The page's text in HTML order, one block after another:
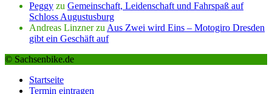
Peggy zu Gemeinschaft, Leidenschaft und Fahrspaß auf
Schloss Augustusburg
Andreas Linznerzu Aus Zwei wird Eins – Motogiro Dresden
gibt ein Geschäft auf
© Sachsenbike.de
Startseite
Termin eintragen